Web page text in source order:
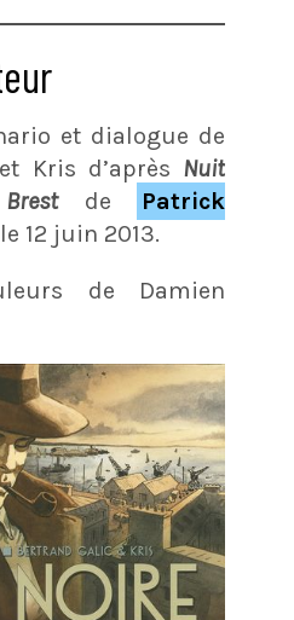
et dialogue de
Kris d’après Nuit
de
Patrick
12 juin 2013.
de Damien